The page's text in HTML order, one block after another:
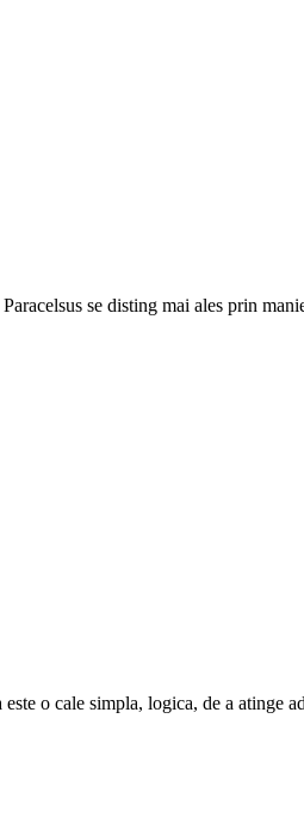
se disting mai ales prin
o cale simpla, logica, de a atinge